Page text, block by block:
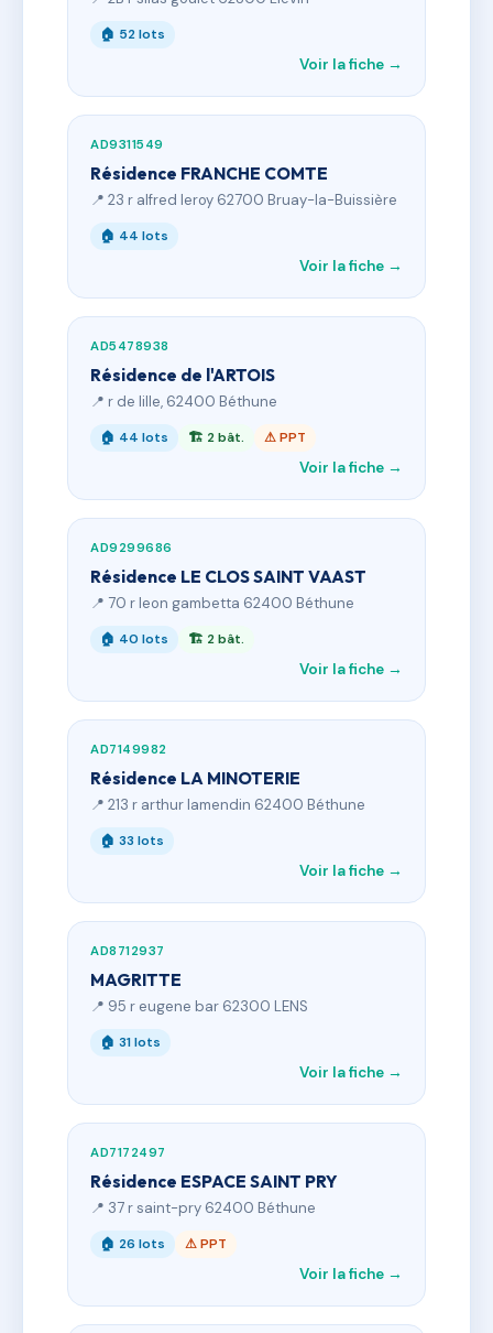
🏠 52 lots
Voir la fiche →
AD9311549
Résidence FRANCHE COMTE
📍 23 r alfred leroy 62700 Bruay-la-Buissière
🏠 44 lots
Voir la fiche →
AD5478938
Résidence de l'ARTOIS
📍 r de lille, 62400 Béthune
🏠 44 lots 🏗 2 bât. ⚠ PPT
Voir la fiche →
AD9299686
Résidence LE CLOS SAINT VAAST
📍 70 r leon gambetta 62400 Béthune
🏠 40 lots 🏗 2 bât.
Voir la fiche →
AD7149982
Résidence LA MINOTERIE
📍 213 r arthur lamendin 62400 Béthune
🏠 33 lots
Voir la fiche →
AD8712937
MAGRITTE
📍 95 r eugene bar 62300 LENS
🏠 31 lots
Voir la fiche →
AD7172497
Résidence ESPACE SAINT PRY
📍 37 r saint-pry 62400 Béthune
🏠 26 lots ⚠ PPT
Voir la fiche →